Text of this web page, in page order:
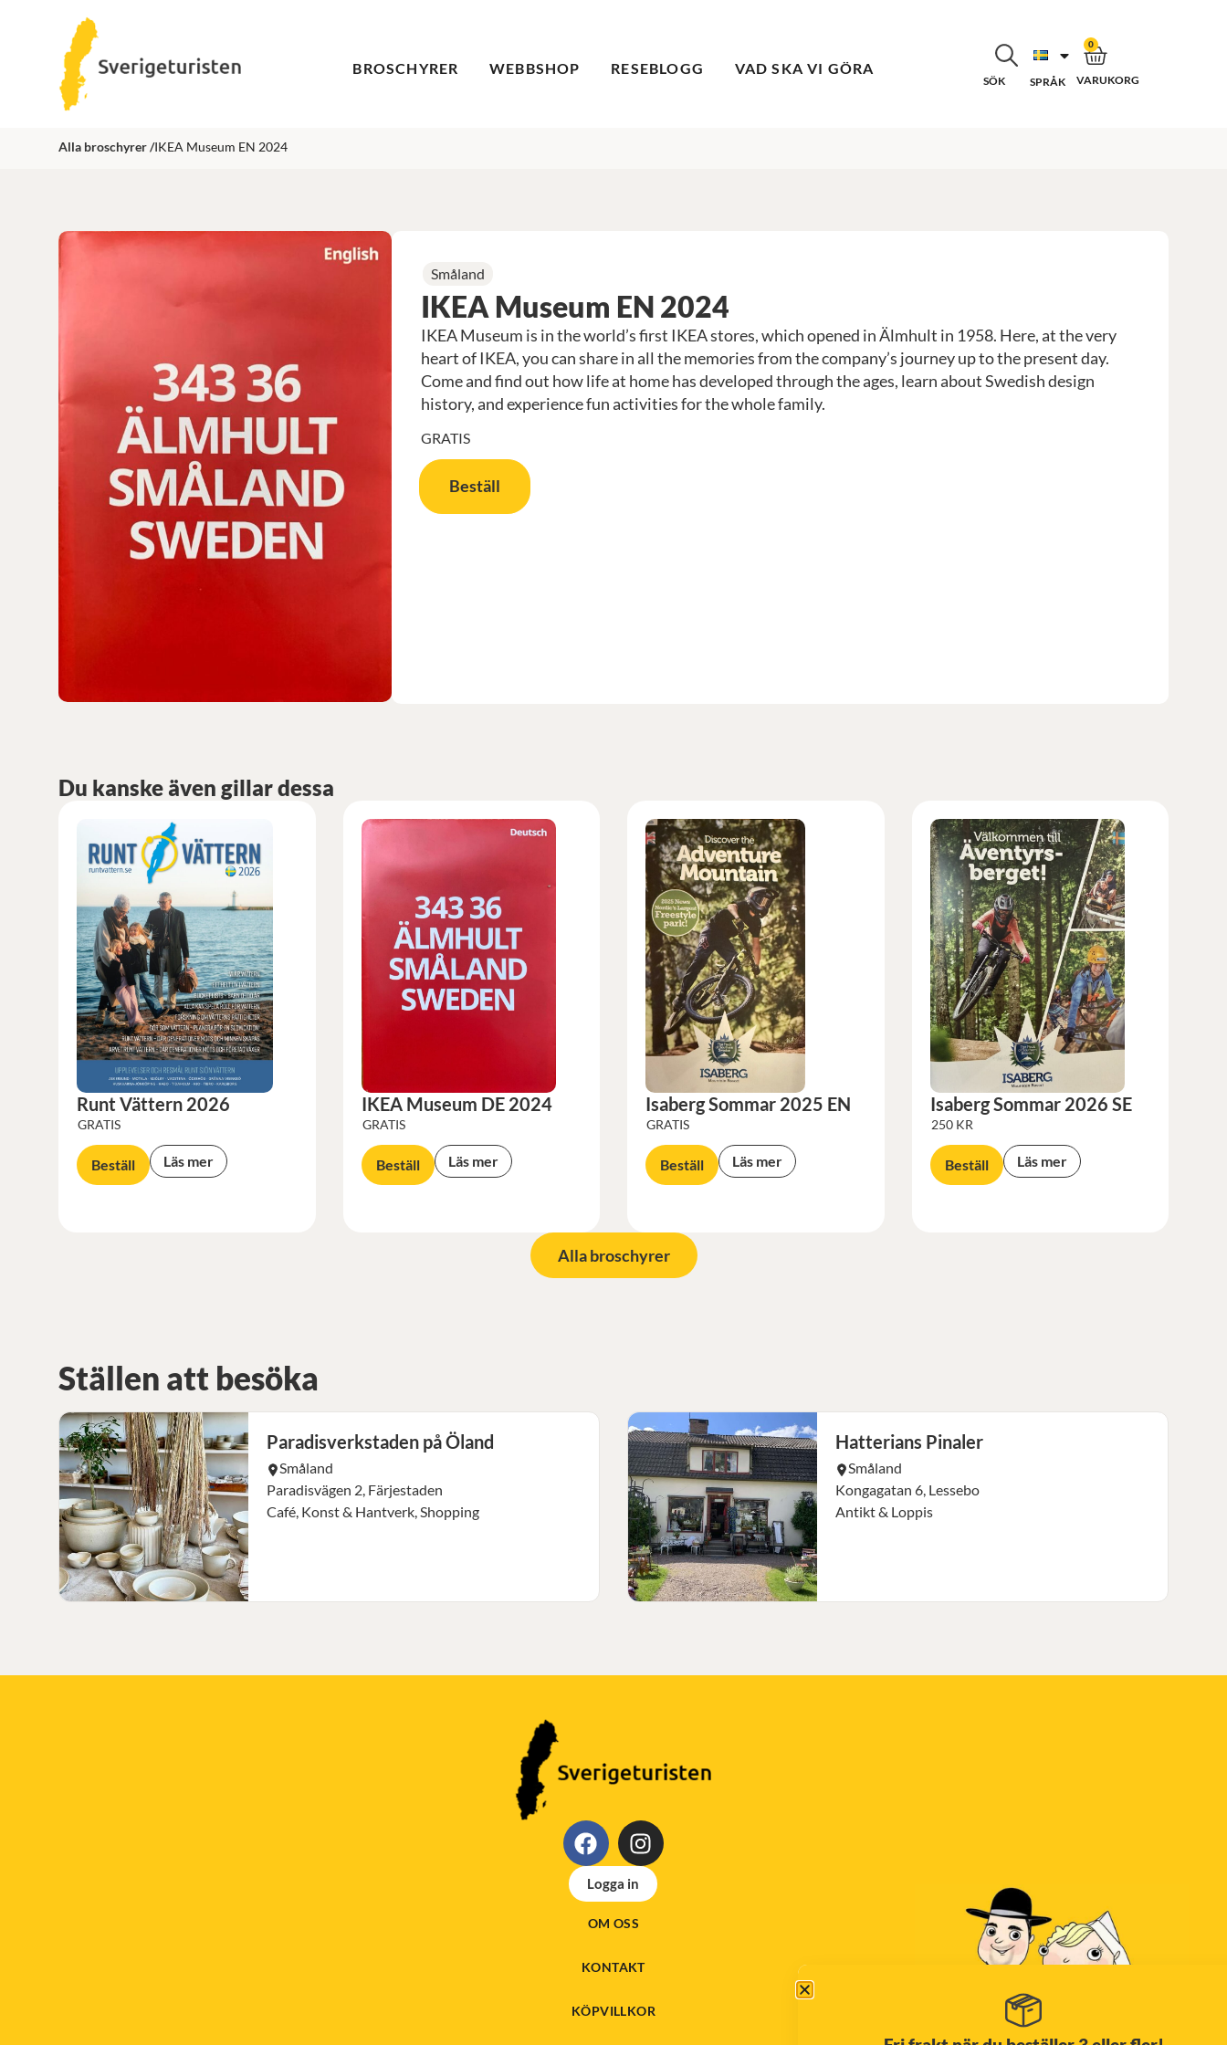
BROSCHYRER WEBBSHOP RESEBLOGG VAD SKA VI GÖRA
SÖK SPRÅK
0
VARUKORG
Alla broschyrer /IKEA Museum EN 2024
Småland
IKEA Museum EN 2024
IKEA Museum is in the world’s first IKEA stores, which opened in Älmhult in 1958. Here, at the very
heart of IKEA, you can share in all the memories from the company’s journey up to the present day.
Come and find out how life at home has developed through the ages, learn about Swedish design
history, and experience fun activities for the whole family.
GRATIS
Beställ
Du kanske även gillar dessa
Runt Vättern 2026
GRATIS
Beställ Läs mer
IKEA Museum DE 2024
GRATIS
Beställ Läs mer
Isaberg Sommar 2025 EN
GRATIS
Beställ Läs mer
Isaberg Sommar 2026 SE
250 KR
Beställ Läs mer
Alla broschyrer
Ställen att besöka
Paradisverkstaden på Öland
Småland
Paradisvägen 2, Färjestaden
Café, Konst & Hantverk, Shopping
Hatterians Pinaler
Småland
Kongagatan 6, Lessebo
Antikt & Loppis
Logga in
OM OSS
KONTAKT
KÖPVILLKOR